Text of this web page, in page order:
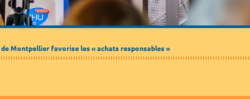
Partenaires / Associations
de Montpellier favorise les « achats responsables »